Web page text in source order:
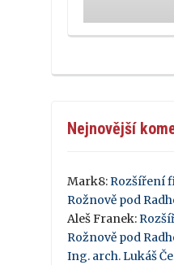
Nejnovější
Mark8:Rozšíření
Rožnově pod
Aleš Franek:
Rožnově pod
Ing. arch. Lukáš